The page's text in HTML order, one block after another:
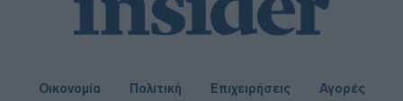
Οικονομία Πολιτική Επιχειρήσεις Αγορές